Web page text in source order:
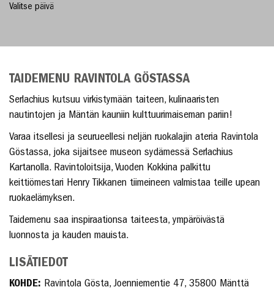
Valitse päivä
TAIDEMENU RAVINTOLA GÖSTASSA
Serlachius kutsuu virkistymään taiteen, kulinaaristen
nautintojen ja Mäntän kauniin kulttuurimaiseman pariin!
Varaa itsellesi ja seurueellesi neljän ruokalajin ateria Ravintola
Göstassa, joka sijaitsee museon sydämessä Serlachius
Kartanolla. Ravintoloitsija, Vuoden Kokkina palkittu
keittiömestari Henry Tikkanen tiimeineen valmistaa teille upean
ruokaelämyksen.
Taidemenu saa inspiraationsa taiteesta, ympäröivästä
luonnosta ja kauden mauista.
LISÄTIEDOT
KOHDE: Ravintola Gösta, Joenniementie 47, 35800 Mänttä